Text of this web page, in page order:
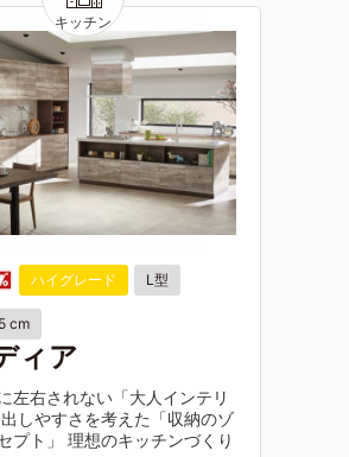
ハイグレード L型
cm
ィア
左右されない「大人インテリ
しやすさを考えた「収納のゾ
プト」 理想のキッチンづくり